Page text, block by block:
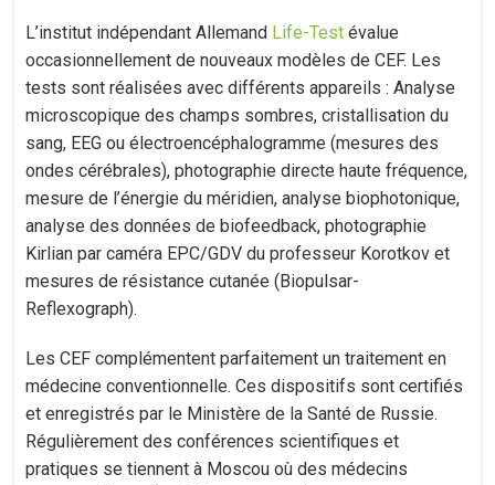
L’institut indépendant Allemand Life-Test évalue
occasionnellement de nouveaux modèles de CEF. Les
tests sont réalisées avec différents appareils : Analyse
microscopique des champs sombres, cristallisation du
sang, EEG ou électroencéphalogramme (mesures des
ondes cérébrales), photographie directe haute fréquence,
mesure de l’énergie du méridien, analyse biophotonique,
analyse des données de biofeedback, photographie
Kirlian par caméra EPC/GDV du professeur Korotkov et
mesures de résistance cutanée (Biopulsar-
Reflexograph).
Les CEF complémentent parfaitement un traitement en
médecine conventionnelle. Ces dispositifs sont certifiés
et enregistrés par le Ministère de la Santé de Russie.
Régulièrement des conférences scientifiques et
pratiques se tiennent à Moscou où des médecins